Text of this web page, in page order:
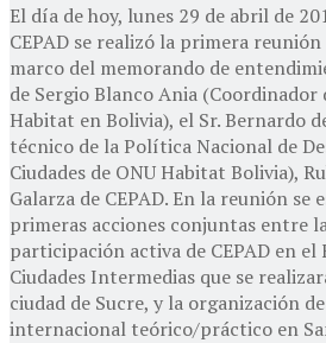
El día de hoy, lunes 29 de abril de
CEPAD se realizó la primera
marco del memorando de
de Sergio Blanco Ania (Coordinador
Habitat en Bolivia), el Sr. Bernardo
técnico de la Política Nacional de
Ciudades de ONU Habitat Bolivia),
Galarza de CEPAD. En la reunión se
primeras acciones conjuntas entre
participación activa de CEPAD en
Ciudades Intermedias que se
ciudad de Sucre, y la organización
internacional teórico/práctico en